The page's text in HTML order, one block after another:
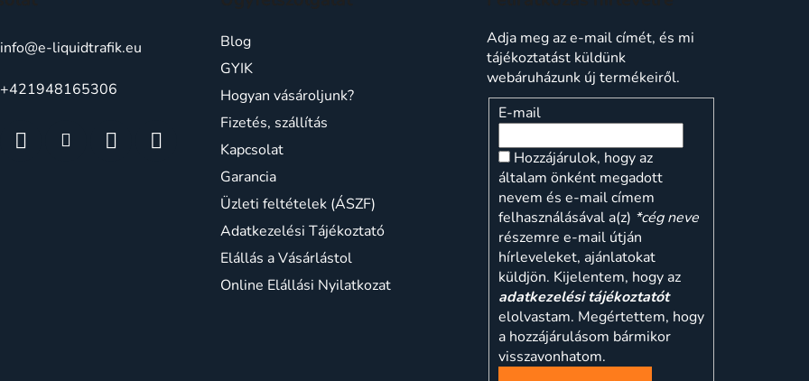
info@e-liquidtrafik.eu
+421948165306
Blog
GYIK
Hogyan vásároljunk?
Fizetés, szállítás
Kapcsolat
Garancia
Üzleti feltételek (ÁSZF)
Adatkezelési Tájékoztató
Elállás a Vásárlástol
Online Elállási Nyilatkozat
Adja meg az e-mail címét, és mi
tájékoztatást küldünk
webáruházunk új termékeiről.
E-mail
Hozzájárulok, hogy az
általam önként megadott
nevem és e-mail címem
felhasználásával a(z) *cég neve
részemre e-mail útján
hírleveleket, ajánlatokat
küldjön. Kijelentem, hogy az
adatkezelési tájékoztatót
elolvastam. Megértettem, hogy
a hozzájárulásom bármikor
visszavonhatom.